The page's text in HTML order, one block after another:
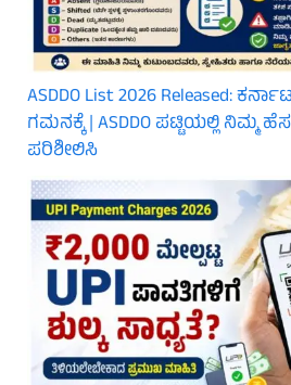
ASDDO List 2026 Released:
ಗಮನಕ್ಕೆ | ASDDO ಪಟ್ಟಿಯಲ್ಲಿ ನಿಮ್ಮ
ಪರಿಶೀಲಿಸಿ